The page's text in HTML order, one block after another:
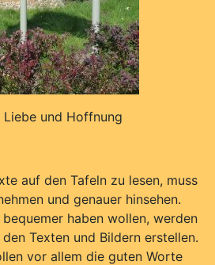
Liebe und Hoffnung
auf den Tafeln zu lesen, muss
und genauer hinsehen.
haben wollen, werden
Texten und Bildern erstellen.
vor allem die guten Worte